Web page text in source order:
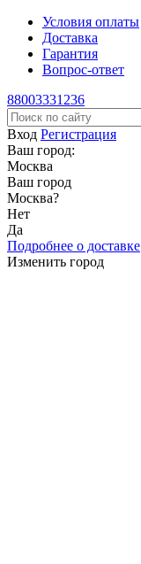
Условия оплаты
Доставка
Гарантия
Вопрос-ответ
88003331236
Вход Регистрация
Ваш город:
Москва
Ваш город
Москва?
Нет
Да
Подробнее о доставке
Изменить город